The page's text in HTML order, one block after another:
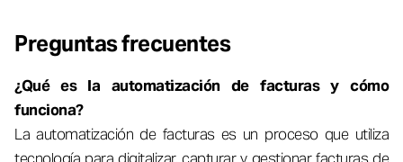
Preguntas frecuentes
¿Qué es la automatización de facturas y cómo
funciona?
La automatización de facturas es un proceso que utiliza